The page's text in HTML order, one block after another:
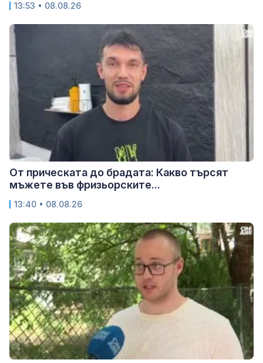
13:53 • 08.08.26
От прическата до брадата: Какво търсят
мъжете във фризьорските...
13:40 • 08.08.26